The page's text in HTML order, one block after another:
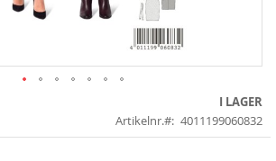
I LAGER
Artikelnr.
4011199060832